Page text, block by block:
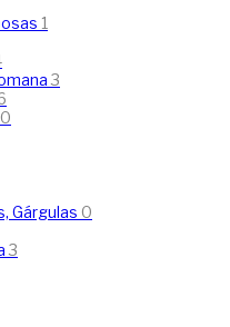
1
3
0
Gárgulas 0
3